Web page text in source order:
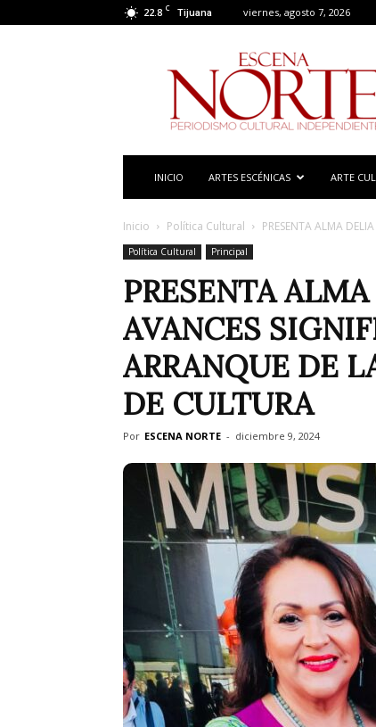
22.8 C Tijuana viernes, agosto 7, 2026
Norte
INICIO ARTES ESCÉNICAS ARTE
Inicio Política Cultural PRESENTA ALMA
Política Cultural Principal
PRESENTA
AVANCES
ARRANQUE DE
DE CULTURA
Por ESCENA NORTE - diciembre 9, 2024